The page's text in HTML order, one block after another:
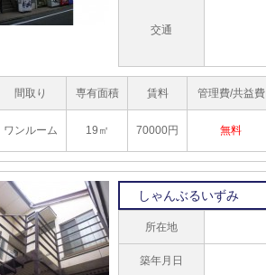
交通
間取り 専有面積 賃料 管理費/共益費
ワンルーム 19㎡ 70000円 無料
しゃんぶるいずみ
所在地
築年月日